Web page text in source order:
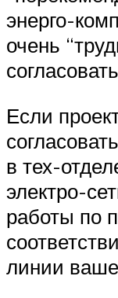
энерго-
очень
Если
в тех-
электро-
работы по
линии